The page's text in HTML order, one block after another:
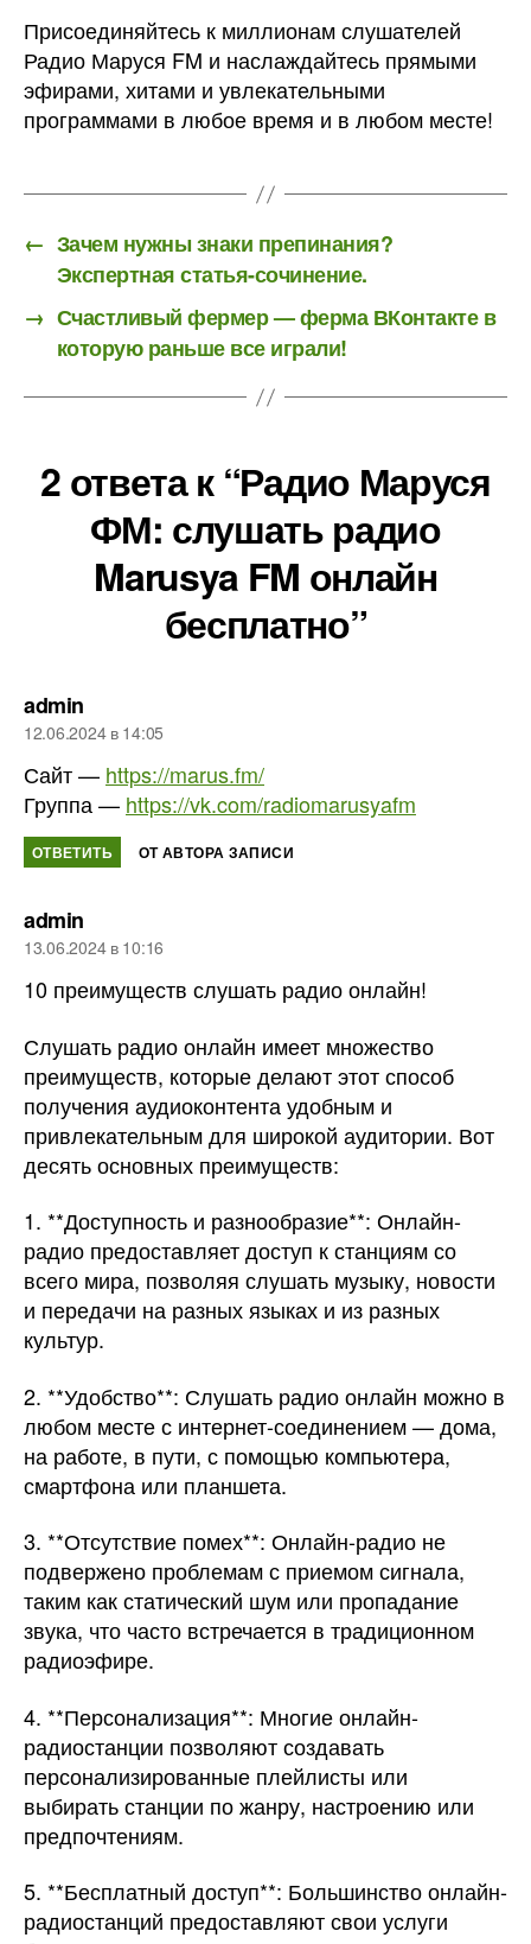
Присоединяйтесь к миллионам слушателей
Радио Маруся FM и наслаждайтесь прямыми
эфирами, хитами и увлекательными
программами в любое время и в любом месте!
← Зачем нужны знаки препинания?
Экспертная статья-сочинение.
→ Счастливый фермер — ферма ВКонтакте в
которую раньше все играли!
2 ответа к “Радио Маруся
ФМ: слушать радио
Marusya FM онлайн
бесплатно”
adminпишет:
12.06.2024 в 14:05
Сайт — https://marus.fm/
Группа — https://vk.com/radiomarusyafm
ОТВЕТИТЬ ОТ АВТОРА ЗАПИСИ
adminпишет:
13.06.2024 в 10:16
10 преимуществ слушать радио онлайн!
Слушать радио онлайн имеет множество
преимуществ, которые делают этот способ
получения аудиоконтента удобным и
привлекательным для широкой аудитории. Вот
десять основных преимуществ:
1. **Доступность и разнообразие**: Онлайн-
радио предоставляет доступ к станциям со
всего мира, позволяя слушать музыку, новости
и передачи на разных языках и из разных
культур.
2. **Удобство**: Слушать радио онлайн можно в
любом месте с интернет-соединением — дома,
на работе, в пути, с помощью компьютера,
смартфона или планшета.
3. **Отсутствие помех**: Онлайн-радио не
подвержено проблемам с приемом сигнала,
таким как статический шум или пропадание
звука, что часто встречается в традиционном
радиоэфире.
4. **Персонализация**: Многие онлайн-
радиостанции позволяют создавать
персонализированные плейлисты или
выбирать станции по жанру, настроению или
предпочтениям.
5. **Бесплатный доступ**: Большинство онлайн-
радиостанций предоставляют свои услуги